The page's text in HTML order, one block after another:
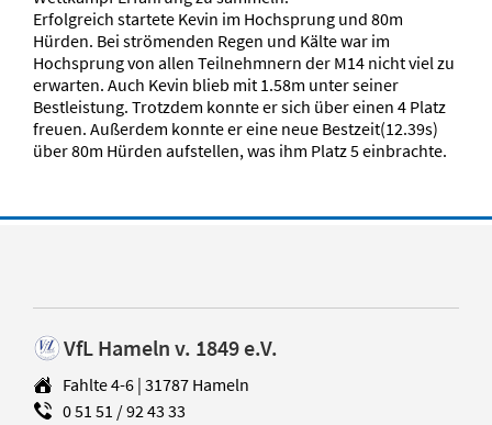
Erfolgreich startete Kevin im Hochsprung und 80m
Hürden. Bei strömenden Regen und Kälte war im
Hochsprung von allen Teilnehmnern der M14 nicht viel zu
erwarten. Auch Kevin blieb mit 1.58m unter seiner
Bestleistung. Trotzdem konnte er sich über einen 4 Platz
freuen. Außerdem konnte er eine neue Bestzeit(12.39s)
über 80m Hürden aufstellen, was ihm Platz 5 einbrachte.
VfL Hameln v. 1849 e.V.
Fahlte 4-6 | 31787 Hameln
0 51 51 / 92 43 33